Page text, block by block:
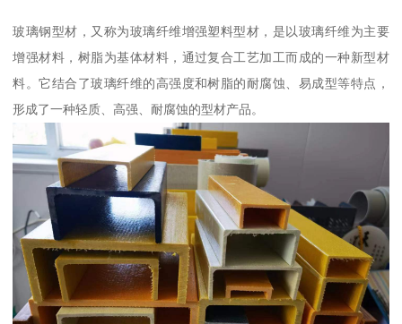
玻璃钢型材，又称为玻璃纤维增强塑料型材，是以玻璃纤维为主要
增强材料，树脂为基体材料，通过复合工艺加工而成的一种新型材
料。它结合了玻璃纤维的高强度和树脂的耐腐蚀、易成型等特点，
形成了一种轻质、高强、耐腐蚀的型材产品。